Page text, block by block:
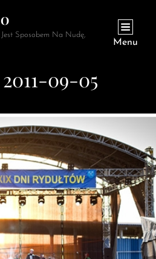
Sposobem Na Nudę,
Menu
2011-09-05